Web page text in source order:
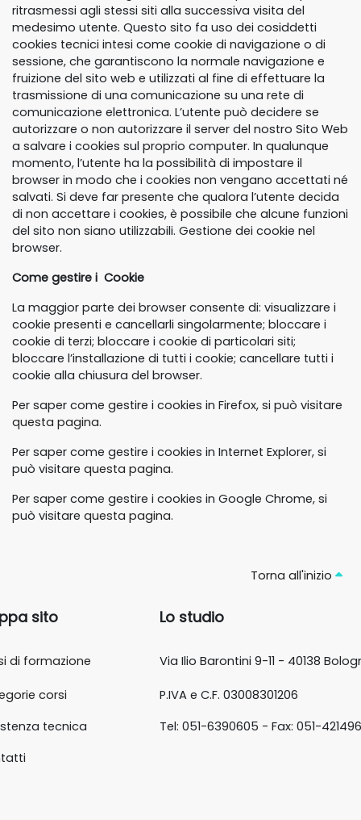
ritrasmessi agli stessi siti alla successiva visita del
medesimo utente. Questo sito fa uso dei cosiddetti
cookies tecnici intesi come cookie di navigazione o di
sessione, che garantiscono la normale navigazione e
fruizione del sito web e utilizzati al fine di effettuare la
trasmissione di una comunicazione su una rete di
comunicazione elettronica. L’utente può decidere se
autorizzare o non autorizzare il server del nostro Sito Web
a salvare i cookies sul proprio computer. In qualunque
momento, l’utente ha la possibilità di impostare il
browser in modo che i cookies non vengano accettati né
salvati. Si deve far presente che qualora l’utente decida
di non accettare i cookies, è possibile che alcune funzioni
del sito non siano utilizzabili. Gestione dei cookie nel
browser.
Come gestire i Cookie
La maggior parte dei browser consente di: visualizzare i
cookie presenti e cancellarli singolarmente; bloccare i
cookie di terzi; bloccare i cookie di particolari siti;
bloccare l’installazione di tutti i cookie; cancellare tutti i
cookie alla chiusura del browser.
Per saper come gestire i cookies in Firefox, si può visitare
questa pagina.
Per saper come gestire i cookies in Internet Explorer, si
può visitare questa pagina.
Per saper come gestire i cookies in Google Chrome, si
può visitare questa pagina.
Torna all'inizio
sito Lo studio
di formazione Via Ilio Barontini 9-11 - 40138
corsi
P.IVA e C.F. 03008301206
tecnica
Tel: 051-6390605 - Fax: 051-